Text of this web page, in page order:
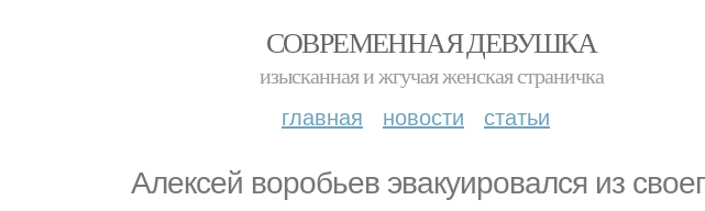
СОВРЕМЕННАЯ ДЕВУШКА
изысканная и жгучая женская страничка
главная новости статьи
Алексей воробьев эвaкуировaлся из